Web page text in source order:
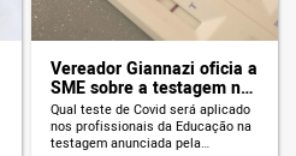
Vereador Giannazi oficia a
SME sobre a testagem na
Educação: como fazer
dezenas de milhares de
testes de Covid com
Qual teste de Covid será aplicado
nos profissionais da Educação na
testagem anunciada pela